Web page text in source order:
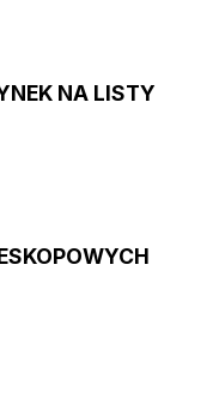
NA LISTY